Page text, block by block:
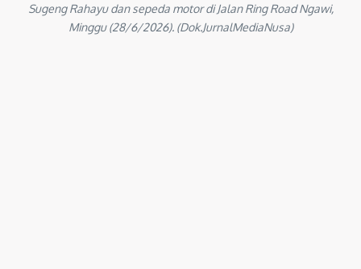
Sugeng Rahayu dan sepeda motor di Jalan Ring Road Ngawi,
Minggu (28/6/2026). (Dok.JurnalMediaNusa)